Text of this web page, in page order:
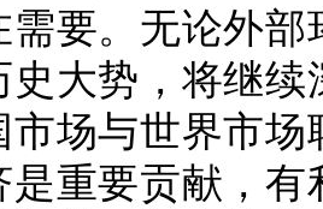
需要。无论外
史大势，将继
市场与世界市
是重要贡献，